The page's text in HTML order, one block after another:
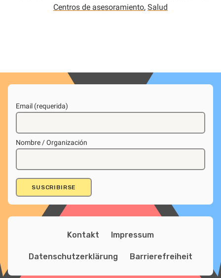
Centros de asesoramiento, Salud
Email (requerida)
Nombre / Organización
Kontakt Impressum
Datenschutzerklärung Barrierefreiheit